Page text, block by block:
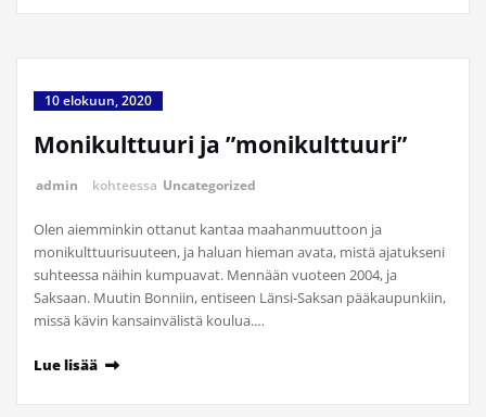
10 elokuun, 2020
Monikulttuuri ja ”monikulttuuri”
admin kohteessa Uncategorized
Olen aiemminkin ottanut kantaa maahanmuuttoon ja
monikulttuurisuuteen, ja haluan hieman avata, mistä ajatukseni
suhteessa näihin kumpuavat. Mennään vuoteen 2004, ja
Saksaan. Muutin Bonniin, entiseen Länsi-Saksan pääkaupunkiin,
missä kävin kansainvälistä koulua.…
Lue lisää